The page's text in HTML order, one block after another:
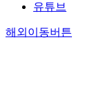
유튜브
해외이동버튼